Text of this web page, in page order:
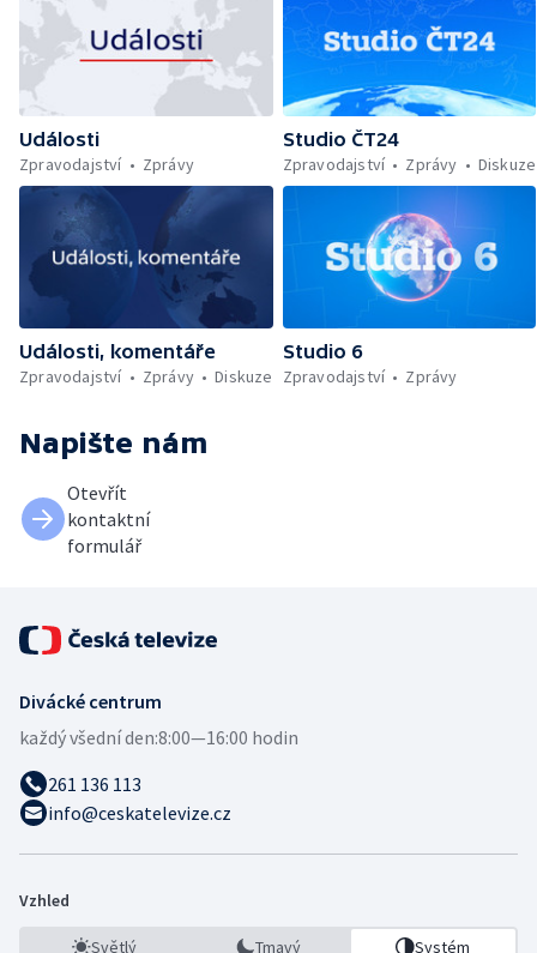
Události
Zpravodajství
Zprávy
Studio ČT24
Zpravodajství
Zprávy Diskuze
Události, komentáře
Zpravodajství
Zprávy Diskuze
Studio 6
Zpravodajství
Zprávy
Napište nám
Otevřít
kontaktní
formulář
Divácké centrum
každý všední den:8:00—16:00 hodin
261 136 113
info@ceskatelevize.cz
Vzhled
Světlý Tmavý Systém